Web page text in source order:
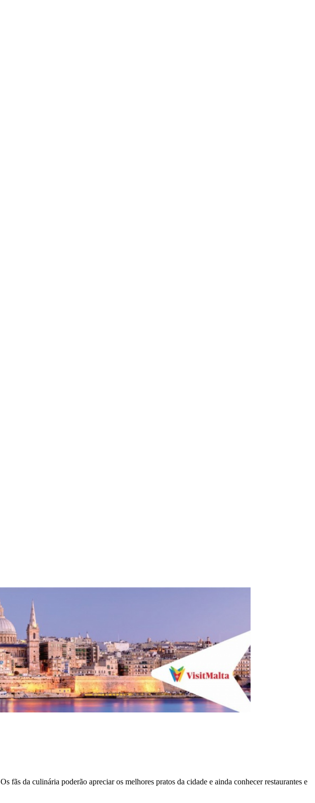
da culinária poderão apreciar os melhores pratos da cidade e ainda conhecer restaurantes e